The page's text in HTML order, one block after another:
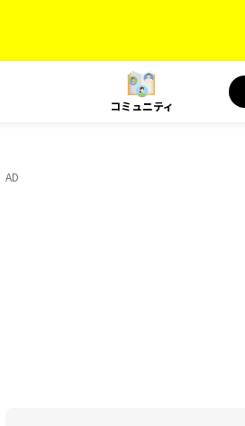
コミュニティ
AD